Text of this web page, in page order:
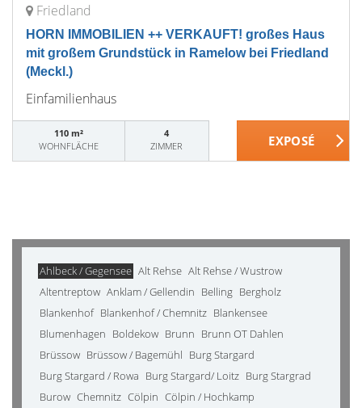
Friedland
HORN IMMOBILIEN ++ VERKAUFT! großes Haus
mit großem Grundstück in Ramelow bei Friedland
(Meckl.)
Einfamilienhaus
110 m²
WOHNFLÄCHE
4
ZIMMER
Ahlbeck / Gegensee Alt Rehse Alt Rehse / Wustrow
Altentreptow Anklam / Gellendin Belling Bergholz
Blankenhof Blankenhof / Chemnitz Blankensee
Blumenhagen Boldekow Brunn Brunn OT Dahlen
Brüssow Brüssow / Bagemühl Burg Stargard
Burg Stargard / Rowa Burg Stargard/ Loitz Burg Stargrad
Burow Chemnitz Cölpin Cölpin / Hochkamp